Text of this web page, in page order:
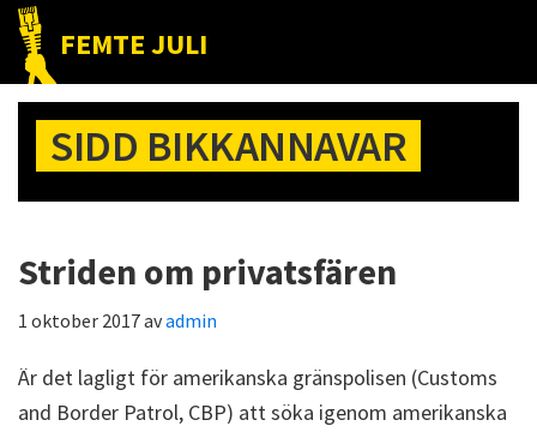
Hoppa
huvudnavigering
Hoppa
huvudinnehåll
Hoppa
det
primära
sidofältet
FEMTE JULI
Nätet
till
folket!SIDD BIKKANNAVAR
Striden om privatsfären
1 oktober 2017avadmin
Är det lagligt för amerikanska gränspolisen (Customs
and Border Patrol, CBP) att söka igenom amerikanska